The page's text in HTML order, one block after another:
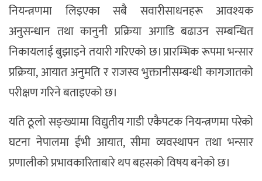
नियन्त्रणमा लिइएका सबै सवारीसाधनहरू आवश्यक
अनुसन्धान तथा कानुनी प्रक्रिया अगाडि बढाउन सम्बन्धित
निकायलाई बुझाइने तयारी गरिएको छ। प्रारम्भिक रूपमा भन्सार
प्रक्रिया, आयात अनुमति र राजस्व भुक्तानीसम्बन्धी कागजातको
परीक्षण गरिने बताइएको छ।
यति ठूलो सङ्ख्यामा विद्युतीय गाडी एकैपटक नियन्त्रणमा परेको
घटना नेपालमा ईभी आयात, सीमा व्यवस्थापन तथा भन्सार
प्रणालीको प्रभावकारिताबारे थप बहसको विषय बनेको छ।